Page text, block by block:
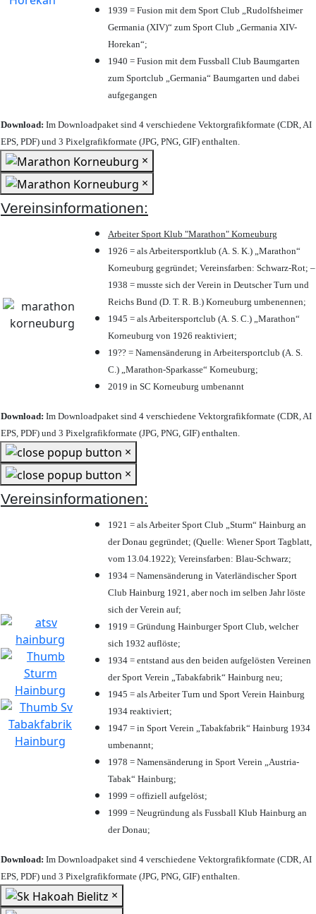
1939 = Fusion mit dem Sport Club „Rudolfsheimer
Germania (XIV)“ zum Sport Club „Germania XIV-
Horekan“;
1940 = Fusion mit dem Fussball Club Baumgarten
zum Sportclub „Germania“ Baumgarten und dabei
aufgegangen
Download: Im Downloadpaket sind 4 verschiedene Vektorgrafikformate (CDR, AI
EPS, PDF) und 3 Pixelgrafikformate (JPG, PNG, GIF) enthalten.
×
×
Vereinsinformationen:
Arbeiter Sport Klub "Marathon" Korneuburg
1926 = als Arbeitersportklub (A. S. K.) „Marathon“
Korneuburg gegründet; Vereinsfarben: Schwarz-Rot; –
1938 = musste sich der Verein in Deutscher Turn und
Reichs Bund (D. T. R. B.) Korneuburg umbenennen;
1945 = als Arbeitersportclub (A. S. C.) „Marathon“
Korneuburg von 1926 reaktiviert;
19?? = Namensänderung in Arbeitersportclub (A. S.
C.) „Marathon-Sparkasse“ Korneuburg;
2019 in SC Korneuburg umbenannt
Download: Im Downloadpaket sind 4 verschiedene Vektorgrafikformate (CDR, AI
EPS, PDF) und 3 Pixelgrafikformate (JPG, PNG, GIF) enthalten.
×
×
Vereinsinformationen:
1921 = als Arbeiter Sport Club „Sturm“ Hainburg an
der Donau gegründet; (Quelle: Wiener Sport Tagblatt,
vom 13.04.1922); Vereinsfarben: Blau-Schwarz;
1934 = Namensänderung in Vaterländischer Sport
Club Hainburg 1921, aber noch im selben Jahr löste
sich der Verein auf;
1919 = Gründung Hainburger Sport Club, welcher
sich 1932 auflöste;
1934 = entstand aus den beiden aufgelösten Vereinen
der Sport Verein „Tabakfabrik“ Hainburg neu;
1945 = als Arbeiter Turn und Sport Verein Hainburg
1934 reaktiviert;
1947 = in Sport Verein „Tabakfabrik“ Hainburg 1934
umbenannt;
1978 = Namensänderung in Sport Verein „Austria-
Tabak“ Hainburg;
1999 = offiziell aufgelöst;
1999 = Neugründung als Fussball Klub Hainburg an
der Donau;
Download: Im Downloadpaket sind 4 verschiedene Vektorgrafikformate (CDR, AI
EPS, PDF) und 3 Pixelgrafikformate (JPG, PNG, GIF) enthalten.
×